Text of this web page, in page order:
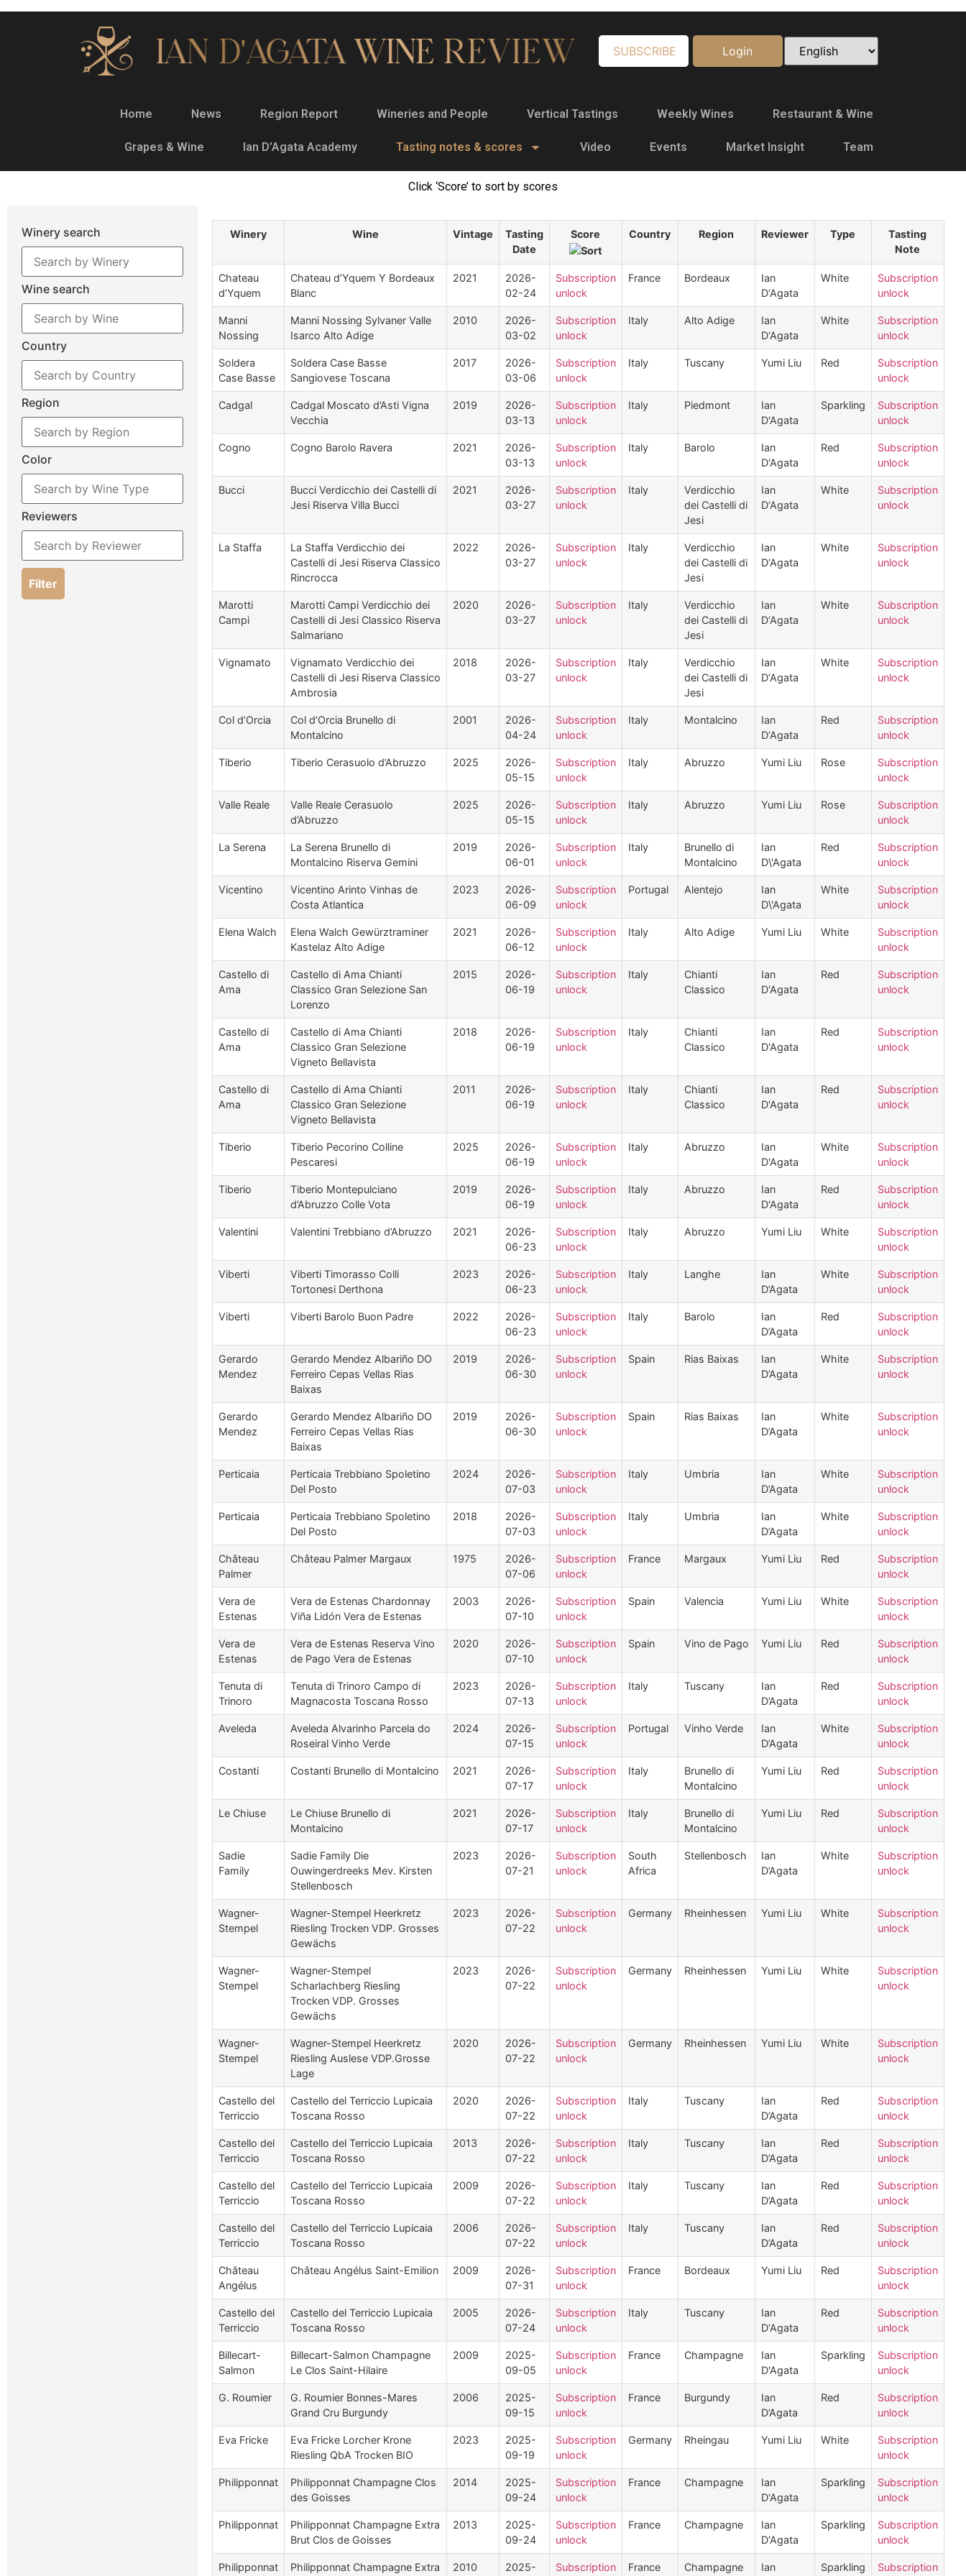
SUBSCRIBE Login
Home News Region Report Wineries and People Vertical Tastings Weekly Wines Restaurant & Wine
Grapes & Wine Ian D’Agata Academy Tasting notes & scores Video Events Market Insight Team
Click ‘Score’ to sort by scores
Winery search
Wine search
Country
Region
Color
Reviewers
Filter
Winery Wine Vintage
Tasting
Date
Score Country Region Reviewer Type
Tasting
Note
Chateau
d’Yquem
Chateau d’Yquem Y Bordeaux
Blanc
2021
2026-
02-24
Subscription
unlock
France Bordeaux
Ian
D‘Agata
White
Subscription
unlock
Manni
Nossing
Manni Nossing Sylvaner Valle
Isarco Alto Adige
2010
2026-
03-02
Subscription
unlock
Italy Alto Adige
Ian
D‘Agata
White
Subscription
unlock
Soldera
Case Basse
Soldera Case Basse
Sangiovese Toscana
2017
2026-
03-06
Subscription
unlock
Italy Tuscany Yumi Liu Red
Subscription
unlock
Cadgal
Cadgal Moscato d’Asti Vigna
Vecchia
2019
2026-
03-13
Subscription
unlock
Italy Piedmont
Ian
D'Agata
Sparkling
Subscription
unlock
Cogno Cogno Barolo Ravera 2021
2026-
03-13
Subscription
unlock
Italy Barolo
Ian
D'Agata
Red
Subscription
unlock
Bucci
Bucci Verdicchio dei Castelli di
Jesi Riserva Villa Bucci
2021
2026-
03-27
Subscription
unlock
Italy
Verdicchio
dei Castelli di
Jesi
Ian
D‘Agata
White
Subscription
unlock
La Staffa
La Staffa Verdicchio dei
Castelli di Jesi Riserva Classico
Rincrocca
2022
2026-
03-27
Subscription
unlock
Italy
Verdicchio
dei Castelli di
Jesi
Ian
D‘Agata
White
Subscription
unlock
Marotti
Campi
Marotti Campi Verdicchio dei
Castelli di Jesi Classico Riserva
Salmariano
2020
2026-
03-27
Subscription
unlock
Italy
Verdicchio
dei Castelli di
Jesi
Ian
D‘Agata
White
Subscription
unlock
Vignamato
Vignamato Verdicchio dei
Castelli di Jesi Riserva Classico
Ambrosia
2018
2026-
03-27
Subscription
unlock
Italy
Verdicchio
dei Castelli di
Jesi
Ian
D‘Agata
White
Subscription
unlock
Col d’Orcia
Col d’Orcia Brunello di
Montalcino
2001
2026-
04-24
Subscription
unlock
Italy Montalcino
Ian
D‘Agata
Red
Subscription
unlock
Tiberio Tiberio Cerasuolo d’Abruzzo 2025
2026-
05-15
Subscription
unlock
Italy Abruzzo Yumi Liu Rose
Subscription
unlock
Valle Reale
Valle Reale Cerasuolo
d’Abruzzo
2025
2026-
05-15
Subscription
unlock
Italy Abruzzo Yumi Liu Rose
Subscription
unlock
La Serena
La Serena Brunello di
Montalcino Riserva Gemini
2019
2026-
06-01
Subscription
unlock
Italy
Brunello di
Montalcino
Ian
D\'Agata
Red
Subscription
unlock
Vicentino
Vicentino Arinto Vinhas de
Costa Atlantica
2023
2026-
06-09
Subscription
unlock
Portugal Alentejo
Ian
D\'Agata
White
Subscription
unlock
Elena Walch
Elena Walch Gewürztraminer
Kastelaz Alto Adige
2021
2026-
06-12
Subscription
unlock
Italy Alto Adige Yumi Liu White
Subscription
unlock
Castello di
Ama
Castello di Ama Chianti
Classico Gran Selezione San
Lorenzo
2015
2026-
06-19
Subscription
unlock
Italy
Chianti
Classico
Ian
D'Agata
Red
Subscription
unlock
Castello di
Ama
Castello di Ama Chianti
Classico Gran Selezione
Vigneto Bellavista
2018
2026-
06-19
Subscription
unlock
Italy
Chianti
Classico
Ian
D'Agata
Red
Subscription
unlock
Castello di
Ama
Castello di Ama Chianti
Classico Gran Selezione
Vigneto Bellavista
2011
2026-
06-19
Subscription
unlock
Italy
Chianti
Classico
Ian
D'Agata
Red
Subscription
unlock
Tiberio
Tiberio Pecorino Colline
Pescaresi
2025
2026-
06-19
Subscription
unlock
Italy Abruzzo
Ian
D'Agata
White
Subscription
unlock
Tiberio
Tiberio Montepulciano
d’Abruzzo Colle Vota
2019
2026-
06-19
Subscription
unlock
Italy Abruzzo
Ian
D'Agata
Red
Subscription
unlock
Valentini Valentini Trebbiano d’Abruzzo 2021
2026-
06-23
Subscription
unlock
Italy Abruzzo Yumi Liu White
Subscription
unlock
Viberti
Viberti Timorasso Colli
Tortonesi Derthona
2023
2026-
06-23
Subscription
unlock
Italy Langhe
Ian
D’Agata
White
Subscription
unlock
Viberti Viberti Barolo Buon Padre 2022
2026-
06-23
Subscription
unlock
Italy Barolo
Ian
D’Agata
Red
Subscription
unlock
Gerardo
Mendez
Gerardo Mendez Albariño DO
Ferreiro Cepas Vellas Rias
Baixas
2019
2026-
06-30
Subscription
unlock
Spain Rias Baixas
Ian
D’Agata
White
Subscription
unlock
Gerardo
Mendez
Gerardo Mendez Albariño DO
Ferreiro Cepas Vellas Rias
Baixas
2019
2026-
06-30
Subscription
unlock
Spain Rias Baixas
Ian
D’Agata
White
Subscription
unlock
Perticaia
Perticaia Trebbiano Spoletino
Del Posto
2024
2026-
07-03
Subscription
unlock
Italy Umbria
Ian
D’Agata
White
Subscription
unlock
Perticaia
Perticaia Trebbiano Spoletino
Del Posto
2018
2026-
07-03
Subscription
unlock
Italy Umbria
Ian
D’Agata
White
Subscription
unlock
Château
Palmer
Château Palmer Margaux 1975
2026-
07-06
Subscription
unlock
France Margaux Yumi Liu Red
Subscription
unlock
Vera de
Estenas
Vera de Estenas Chardonnay
Viña Lidón Vera de Estenas
2003
2026-
07-10
Subscription
unlock
Spain Valencia Yumi Liu White
Subscription
unlock
Vera de
Estenas
Vera de Estenas Reserva Vino
de Pago Vera de Estenas
2020
2026-
07-10
Subscription
unlock
Spain Vino de Pago Yumi Liu Red
Subscription
unlock
Tenuta di
Trinoro
Tenuta di Trinoro Campo di
Magnacosta Toscana Rosso
2023
2026-
07-13
Subscription
unlock
Italy Tuscany
Ian
D’Agata
Red
Subscription
unlock
Aveleda
Aveleda Alvarinho Parcela do
Roseiral Vinho Verde
2024
2026-
07-15
Subscription
unlock
Portugal Vinho Verde
Ian
D’Agata
White
Subscription
unlock
Costanti Costanti Brunello di Montalcino 2021
2026-
07-17
Subscription
unlock
Italy
Brunello di
Montalcino
Yumi Liu Red
Subscription
unlock
Le Chiuse
Le Chiuse Brunello di
Montalcino
2021
2026-
07-17
Subscription
unlock
Italy
Brunello di
Montalcino
Yumi Liu Red
Subscription
unlock
Sadie
Family
Sadie Family Die
Ouwingerdreeks Mev. Kirsten
Stellenbosch
2023
2026-
07-21
Subscription
unlock
South
Africa
Stellenbosch
Ian
D’Agata
White
Subscription
unlock
Wagner-
Stempel
Wagner-Stempel Heerkretz
Riesling Trocken VDP. Grosses
Gewächs
2023
2026-
07-22
Subscription
unlock
Germany Rheinhessen Yumi Liu White
Subscription
unlock
Wagner-
Stempel
Wagner-Stempel
Scharlachberg Riesling
Trocken VDP. Grosses
Gewächs
2023
2026-
07-22
Subscription
unlock
Germany Rheinhessen Yumi Liu White
Subscription
unlock
Wagner-
Stempel
Wagner-Stempel Heerkretz
Riesling Auslese VDP.Grosse
Lage
2020
2026-
07-22
Subscription
unlock
Germany Rheinhessen Yumi Liu White
Subscription
unlock
Castello del
Terriccio
Castello del Terriccio Lupicaia
Toscana Rosso
2020
2026-
07-22
Subscription
unlock
Italy Tuscany
Ian
D’Agata
Red
Subscription
unlock
Castello del
Terriccio
Castello del Terriccio Lupicaia
Toscana Rosso
2013
2026-
07-22
Subscription
unlock
Italy Tuscany
Ian
D’Agata
Red
Subscription
unlock
Castello del
Terriccio
Castello del Terriccio Lupicaia
Toscana Rosso
2009
2026-
07-22
Subscription
unlock
Italy Tuscany
Ian
D’Agata
Red
Subscription
unlock
Castello del
Terriccio
Castello del Terriccio Lupicaia
Toscana Rosso
2006
2026-
07-22
Subscription
unlock
Italy Tuscany
Ian
D’Agata
Red
Subscription
unlock
Château
Angélus
Château Angélus Saint-Emilion 2009
2026-
07-31
Subscription
unlock
France Bordeaux Yumi Liu Red
Subscription
unlock
Castello del
Terriccio
Castello del Terriccio Lupicaia
Toscana Rosso
2005
2026-
07-24
Subscription
unlock
Italy Tuscany
Ian
D‘Agata
Red
Subscription
unlock
Billecart-
Salmon
Billecart-Salmon Champagne
Le Clos Saint-Hilaire
2009
2025-
09-05
Subscription
unlock
France Champagne
Ian
D'Agata
Sparkling
Subscription
unlock
G. Roumier
G. Roumier Bonnes-Mares
Grand Cru Burgundy
2006
2025-
09-15
Subscription
unlock
France Burgundy
Ian
D’Agata
Red
Subscription
unlock
Eva Fricke
Eva Fricke Lorcher Krone
Riesling QbA Trocken BIO
2023
2025-
09-19
Subscription
unlock
Germany Rheingau Yumi Liu White
Subscription
unlock
Philipponnat
Philipponnat Champagne Clos
des Goisses
2014
2025-
09-24
Subscription
unlock
France Champagne
Ian
D'Agata
Sparkling
Subscription
unlock
Philipponnat
Philipponnat Champagne Extra
Brut Clos de Goisses
2013
2025-
09-24
Subscription
unlock
France Champagne
Ian
D'Agata
Sparkling
Subscription
unlock
Philipponnat Philipponnat Champagne Extra 2010 2025- Subscription France Champagne Ian Sparkling Subscription